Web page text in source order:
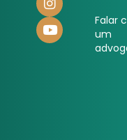
Falar
um